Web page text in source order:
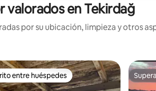
valorados en Tekirdağ
por su ubicación, limpieza y otros
entre huéspedes
entre huéspedes